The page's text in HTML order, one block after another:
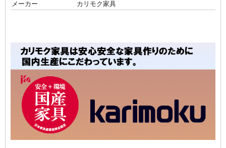
メーカー
カリモク家具